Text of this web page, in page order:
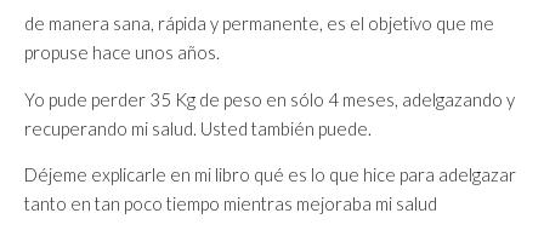
de manera sana, rápida y permanente, es el objetivo que me
propuse hace unos años.
Yo pude perder 35 Kg de peso en sólo 4 meses, adelgazando y
recuperando mi salud. Usted también puede.
Déjeme explicarle en mi libro qué es lo que hice para adelgazar
tanto en tan poco tiempo mientras mejoraba mi salud